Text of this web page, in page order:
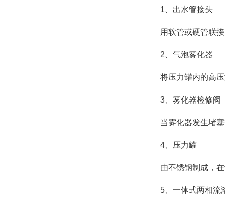
1、出水管接头
用软管或硬管联
2、气泡雾化器
将压力罐内的高
3、雾化器检修阀
当雾化器发生堵
4、压力罐
由不锈钢制成，
5、一体式两相流